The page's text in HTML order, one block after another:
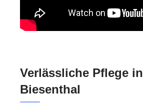
Verlässliche Pflege in
Biesenthal